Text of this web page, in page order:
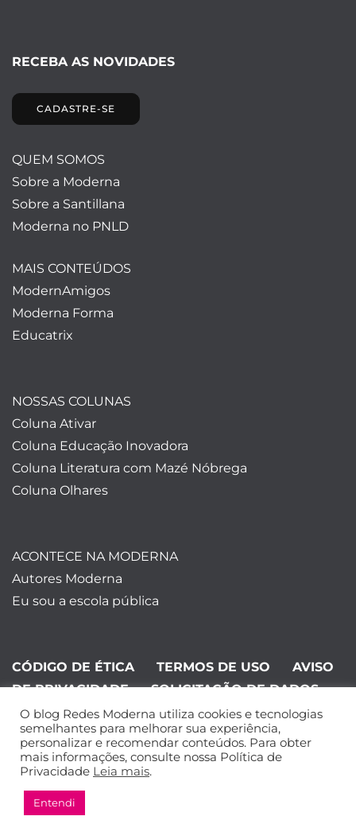
RECEBA AS NOVIDADES
CADASTRE-SE
QUEM SOMOS
Sobre a Moderna
Sobre a Santillana
Moderna no PNLD
MAIS CONTEÚDOS
ModernAmigos
Moderna Forma
Educatrix
NOSSAS COLUNAS
Coluna Ativar
Coluna Educação Inovadora
Coluna Literatura com Mazé Nóbrega
Coluna Olhares
ACONTECE NA MODERNA
Autores Moderna
Eu sou a escola pública
CÓDIGO DE ÉTICA TERMOS DE USO
AVISO
DE PRIVACIDADE
SOLICITAÇÃO DE DADOS
©Editora Moderna 2024. Todos os
direitos reservados.
O blog Redes Moderna utiliza cookies e tecnologias
semelhantes para melhorar sua experiência,
personalizar e recomendar conteúdos. Para obter
mais informações, consulte nossa Política de
Privacidade Leia mais.
Entendi